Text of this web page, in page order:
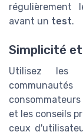
régulièrement
avant un test.
Simplicité
Utilisez les
et les conseils
ceux